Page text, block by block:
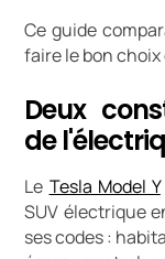
Ce guide
faire le bon choix
Deux
de
Le Tesla Model Y
SUV électrique
ses codes :